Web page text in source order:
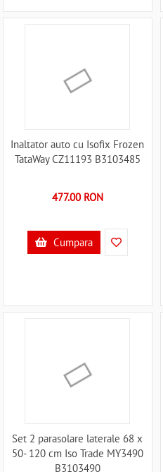
Inaltator auto cu Isofix Frozen
TataWay CZ11193 B3103485
477.00 RON
Cumpara
Set 2 parasolare laterale 68 x
50- 120 cm Iso Trade MY3490
B3103490